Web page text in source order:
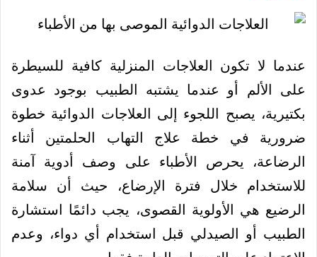
عندما لا تكون العلاجات المنزلية كافية للسيطرة
على الألم أو عندما يشتبه الطبيب بوجود عدوى
بكتيرية، يصبح اللجوء إلى العلاجات الدوائية خطوة
ضرورية في خطة علاج التهاب الحلمتين أثناء
الرضاعة، يحرص الأطباء على وصف أدوية آمنة
للاستخدام خلال فترة الإرضاع، حيث أن سلامة
الرضيع هي الأولوية القصوى، يجب دائمًا استشارة
الطبيب أو الصيدلي قبل استخدام أي دواء، وعدم